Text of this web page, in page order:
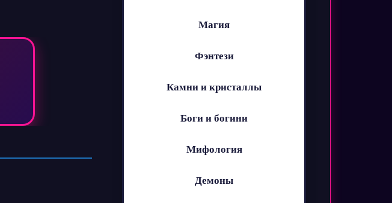
Магия
Фэнтези
Камни и кристаллы
Боги и богини
Мифология
Демоны